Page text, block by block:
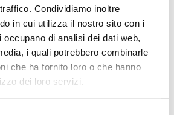
Condividiamo inoltre
in cui utilizza il nostro sito con i
di analisi dei dati web,
i quali potrebbero combinarle
che ha fornito loro o che hanno
dei loro servizi.
Brunetto Salvarani
del cristianesimo
Henry